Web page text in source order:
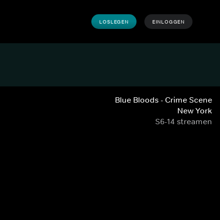
LOSLEGEN EINLOGGEN
Blue Bloods - Crime Scene
New York
S6-14 streamen